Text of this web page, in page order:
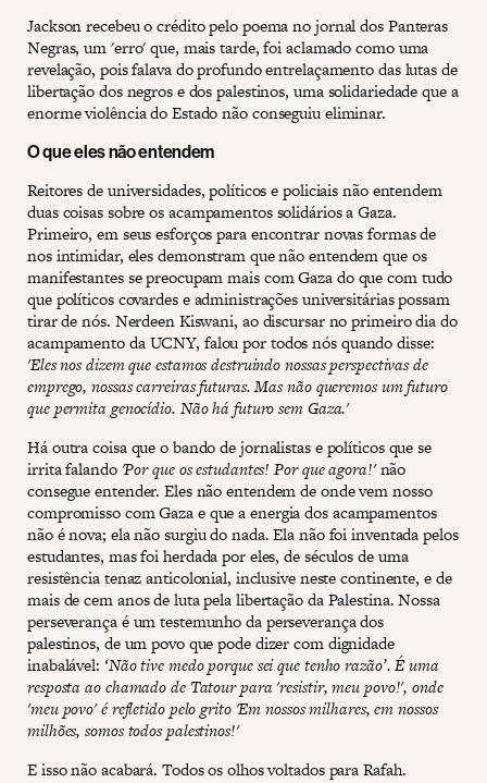
Jackson recebeu o crédito pelo poema no jornal dos Panteras
Negras, um 'erro' que, mais tarde, foi aclamado como uma
revelação, pois falava do profundo entrelaçamento das lutas de
libertação dos negros e dos palestinos, uma solidariedade que a
enorme violência do Estado não conseguiu eliminar.
O que eles não entendem
Reitores de universidades, políticos e policiais não entendem
duas coisas sobre os acampamentos solidários a Gaza.
Primeiro, em seus esforços para encontrar novas formas de
nos intimidar, eles demonstram que não entendem que os
manifestantes se preocupam mais com Gaza do que com tudo
que políticos covardes e administrações universitárias possam
tirar de nós. Nerdeen Kiswani, ao discursar no primeiro dia do
acampamento da UCNY, falou por todos nós quando disse:
'Eles nos dizem que estamos destruindo nossas perspectivas de
emprego, nossas carreiras futuras. Mas não queremos um futuro
que permita genocídio. Não há futuro sem Gaza.'
Há outra coisa que o bando de jornalistas e políticos que se
irrita falando'Por que os estudantes! Por que agora!'não
consegue entender. Eles não entendem de onde vem nosso
compromisso com Gaza e que a energia dos acampamentos
não é nova; ela não surgiu do nada. Ela não foi inventada pelos
estudantes, mas foi herdada por eles, de séculos de uma
resistência tenaz anticolonial, inclusive neste continente, e de
mais de cem anos de luta pela libertação da Palestina. Nossa
perseverança é um testemunho da perseverança dos
palestinos, de um povo que pode dizer com dignidade
inabalável: ‘Não tive medo porque sei que tenho razão’. É uma
resposta ao chamado de Tatour para 'resistir, meu povo!', onde
'meu povo' é refletido pelo grito 'Em nossos milhares, em nossos
milhões, somos todos palestinos!'
E isso não acabará. Todos os olhos voltados para Rafah.